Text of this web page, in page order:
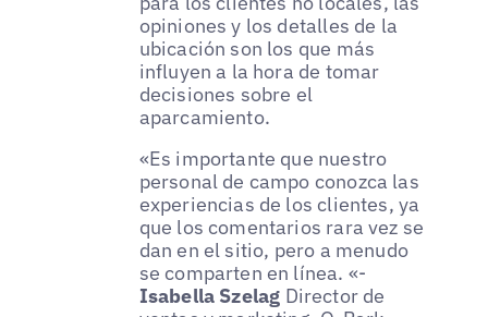
opiniones y los detalles de la
ubicación son los que más
influyen a la hora de tomar
decisiones sobre el
aparcamiento.
«Es importante que nuestro
personal de campo conozca las
experiencias de los clientes, ya
que los comentarios rara vez se
dan en el sitio, pero a menudo
se comparten en línea. «-
Isabella Szelag Director de